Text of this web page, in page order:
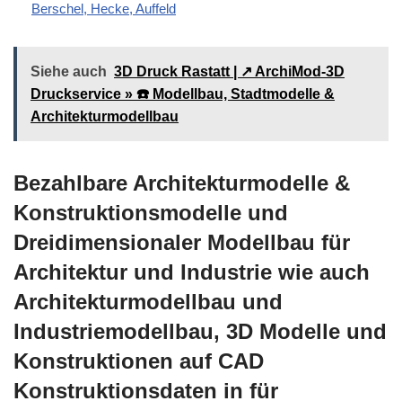
Berschel, Hecke, Auffeld
Siehe auch 3D Druck Rastatt | ↗️ ArchiMod-3D
Druckservice » ☎️ Modellbau, Stadtmodelle &
Architekturmodellbau
Bezahlbare Architekturmodelle &
Konstruktionsmodelle und
Dreidimensionaler Modellbau für
Architektur und Industrie wie auch
Architekturmodellbau und
Industriemodellbau, 3D Modelle und
Konstruktionen auf CAD
Konstruktionsdaten in für